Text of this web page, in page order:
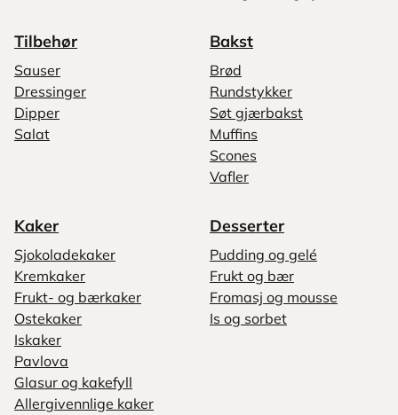
Tilbehør
Sauser
Dressinger
Dipper
Salat
Bakst
Brød
Rundstykker
Søt gjærbakst
Muffins
Scones
Vafler
Kaker
Sjokoladekaker
Kremkaker
Frukt- og bærkaker
Ostekaker
Iskaker
Pavlova
Glasur og kakefyll
Allergivennlige kaker
Desserter
Pudding og gelé
Frukt og bær
Fromasj og mousse
Is og sorbet